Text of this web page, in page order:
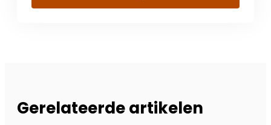
Gerelateerde artikelen